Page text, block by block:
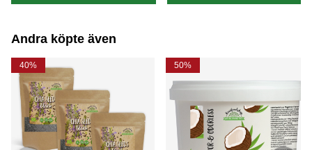
Andra köpte även
40% 50%